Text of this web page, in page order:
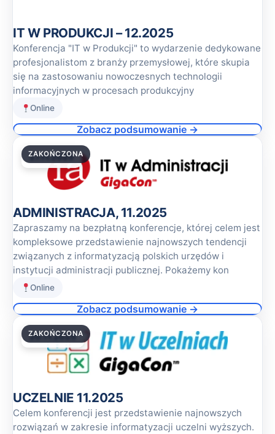
IT W PRODUKCJI – 12.2025
Konferencja "IT w Produkcji" to wydarzenie dedykowane
profesjonalistom z branży przemysłowej, które skupia
się na zastosowaniu nowoczesnych technologii
informacyjnych w procesach produkcyjny
Online
Zobacz podsumowanie →
27.11.2025
ZAKOŃCZONA
ADMINISTRACJA, 11.2025
Zapraszamy na bezpłatną konferencje, której celem jest
kompleksowe przedstawienie najnowszych tendencji
związanych z informatyzacją polskich urzędów i
instytucji administracji publicznej. Pokażemy kon
Online
Zobacz podsumowanie →
20.11.2025
ZAKOŃCZONA
UCZELNIE 11.2025
Celem konferencji jest przedstawienie najnowszych
rozwiązań w zakresie informatyzacji uczelni wyższych.